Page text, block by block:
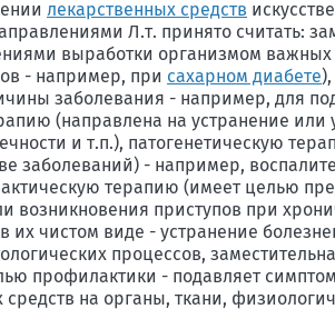
лекарственных средств
Л.т. принято считать:
выработки организмом
- например, при сахарном диабете
заболевания - например, для
(направлена на устранение
и т.п.), патогенетическую
заболеваний) - например,
терапию (имеет целью
приступов при
их чистом виде - устранение
процессов,
профилактики - подавляет
на органы, ткани,